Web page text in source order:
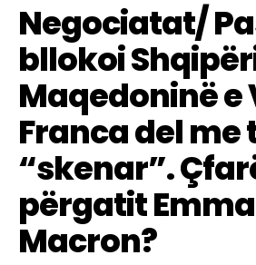
Negociatat/
bllokoi
Maqedoninë e
Franca del me
“skenar”.
përgatit
Macron?